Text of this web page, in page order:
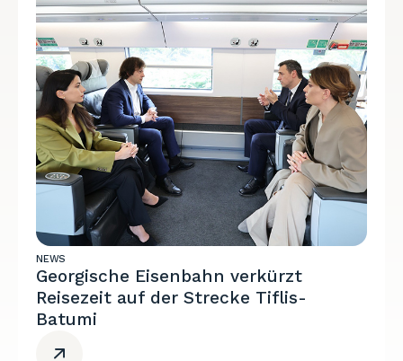
NEWS
Georgische Eisenbahn verkürzt
Reisezeit auf der Strecke Tiflis-
Batumi